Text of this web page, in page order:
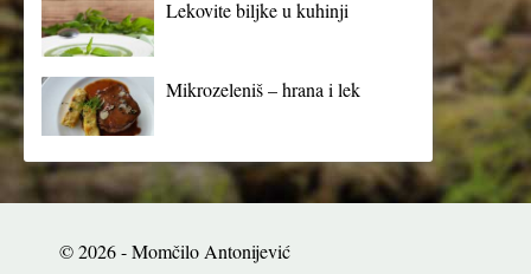
Lekovite biljke u kuhinji
Mikrozeleniš – hrana i lek
© 2026 - Momčilo Antonijević